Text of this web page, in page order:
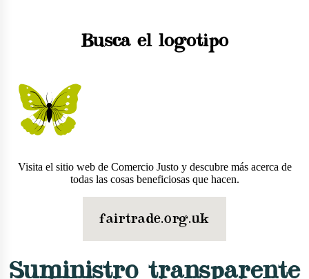
Busca el logotipo
Visita el sitio web de Comercio Justo y descubre más acerca de
todas las cosas beneficiosas que hacen.
fairtrade.org.uk
Suministro transparente